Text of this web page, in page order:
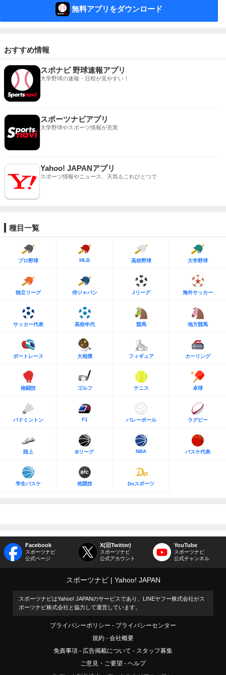
無料アプリをダウンロード
おすすめ情報
スポナビ 野球速報アプリ
大学野球の速報・日程が見やすい！
スポーツナビアプリ
大学野球やスポーツ情報が充実
Yahoo! JAPANアプリ
スポーツ情報やニュース、天気もこれひとつで
種目一覧
プロ野球 MLB 高校野球 大学野球
独立リーグ 侍ジャパン Jリーグ 海外サッカー
サッカー代表 高校年代 競馬 地方競馬
ボートレース 大相撲 フィギュア カーリング
格闘技 ゴルフ テニス 卓球
バドミントン F1 バレーボール ラグビー
陸上 Bリーグ NBA バスケ代表
学生バスケ 他競技 Doスポーツ
Facebook
スポーツナビ
公式ページ
X(旧Twitter)
スポーツナビ
公式アカウント
YouTube
スポーツナビ
公式チャンネル
スポーツナビ Yahoo! JAPAN
スポーツナビはYahoo! JAPANのサービスであり、LINEヤフー株式会社がス
ポーツナビ株式会社と協力して運営しています。
プライバシーポリシー
プライバシーセンター
規約
会社概要
免責事項
広告掲載について
スタッフ募集
ご意見・ご要望
ヘルプ